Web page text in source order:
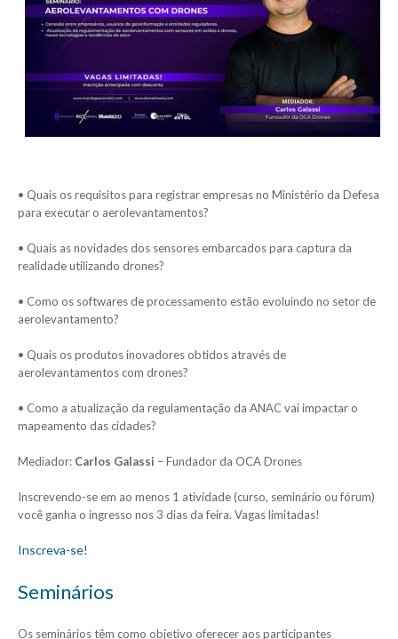
• Quais os requisitos para registrar empresas no Ministério da Defesa
para executar o aerolevantamentos?
• Quais as novidades dos sensores embarcados para captura da
realidade utilizando drones?
• Como os softwares de processamento estão evoluindo no setor de
aerolevantamento?
• Quais os produtos inovadores obtidos através de
aerolevantamentos com drones?
• Como a atualização da regulamentação da ANAC vai impactar o
mapeamento das cidades?
Mediador: Carlos Galassi – Fundador da OCA Drones
Inscrevendo-se em ao menos 1 atividade (curso, seminário ou fórum)
você ganha o ingresso nos 3 dias da feira. Vagas limitadas!
Inscreva-se!
Seminários
Os seminários têm como objetivo oferecer aos participantes